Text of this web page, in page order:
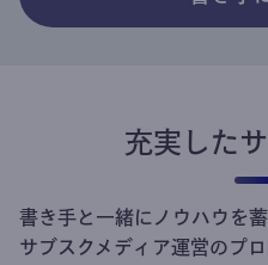
充実した
書き手と一緒にノウハウを蓄
サブスクメディア運営のプ